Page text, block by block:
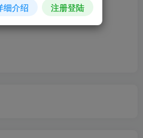
细介绍 注册登陆